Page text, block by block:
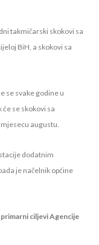
takmičarski skokovi sa
BiH, a skokovi sa
se svake godine u
se skokovi sa
augustu.
dodatnim
je načelnik općine
ciljevi Agencije